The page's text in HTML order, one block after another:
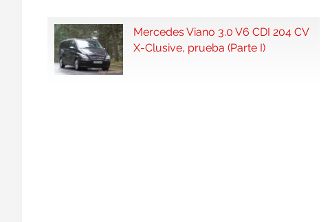
Mercedes Viano 3.0 V6 CDI 204 CV
X-Clusive, prueba (Parte I)